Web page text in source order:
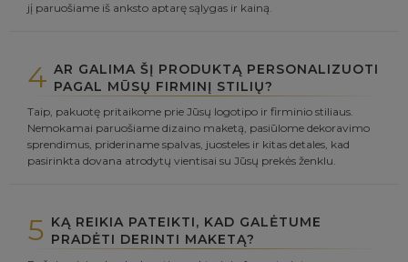
jį paruošiame iš anksto aptarę sąlygas ir kainą.
4 AR GALIMA ŠĮ PRODUKTĄ PERSONALIZUOTI
PAGAL MŪSŲ FIRMINĮ STILIŲ?
Taip, pakuotę pritaikome prie Jūsų logotipo ir firminio stiliaus.
Nemokamai paruošiame dizaino maketą, pasiūlome dekoravimo
sprendimus, prideriname spalvas, juosteles ir kitas detales, kad
pasirinkta dovana atrodytų vientisai su Jūsų prekės ženklu.
5 KĄ REIKIA PATEIKTI, KAD GALĖTUME
PRADĖTI DERINTI MAKETĄ?